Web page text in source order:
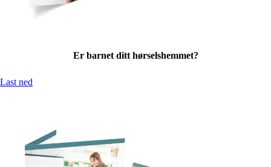
Er barnet ditt hørselshemmet?
Last ned